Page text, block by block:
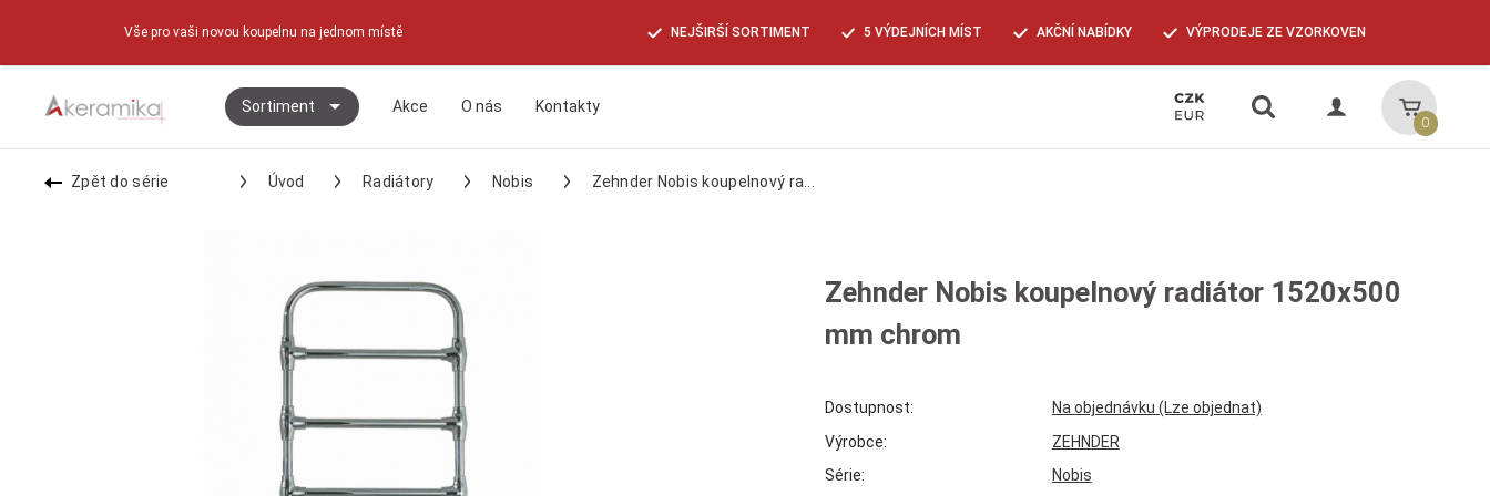
Vše pro vaši novou koupelnu na jednom místě NEJŠIRŠÍ SORTIMENT 5 VÝDEJNÍCH MÍST AKČNÍ NABÍDKY VÝPRODEJE ZE VZORKOVEN
Sortiment Akce O nás Kontakty Vyhledávání Košík
0
Zpět do série Úvod Radiátory Nobis Zehnder Nobis koupelnový ra...
Zehnder Nobis koupelnový radiátor 1520x500
mm chrom
Dostupnost:
Na objednávku (Lze objednat)
Výrobce:
ZEHNDER
Série:
Nobis